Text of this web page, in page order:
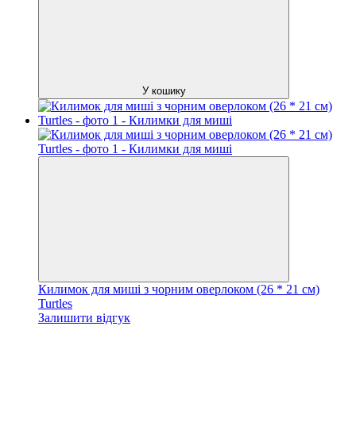
У кошику
Килимок для миші з чорним оверлоком (26 * 21 см)
Turtles
Залишити відгук